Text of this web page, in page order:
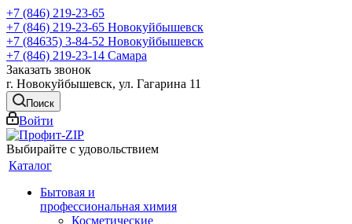
+7 (846) 219-23-65
+7 (846) 219-23-65 Новокуйбышевск
+7 (84635) 3-84-52 Новокуйбышевск
+7 (846) 219-23-14 Самара
Заказать звонок
г. Новокуйбышевск, ул. Гагарина 11
Поиск
Войти
Выбирайте с удовольствием
Каталог
Бытовая и
профессиональная химия
Косметические